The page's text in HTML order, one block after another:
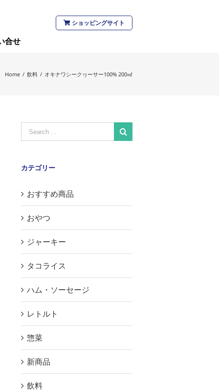
ショッピングサイト
合せ
Home / 飲料 / オキナワシークヮーサー100% 200㎖
Search
for:
カテゴリー
おすすめ商品
おやつ
ジャーキー
タコライス
ハム・ソーセージ
レトルト
惣菜
新商品
飲料